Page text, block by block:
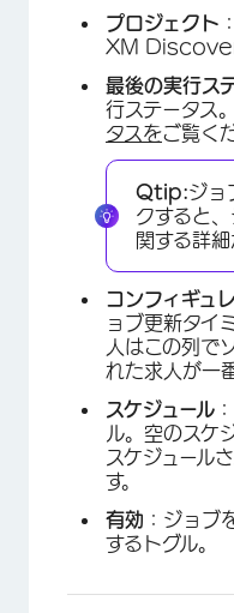
プロジェクト
XM Discover
最後の実行ス
行ステータス
タスをご覧く
Qtip:ジョ
クすると
関する詳細
コンフィギュ
ョブ更新タイ
人はこの列で
れた求人が一
スケジュール
ル。空のスケ
スケジュール
す。
有効 ：ジョブ
するトグル。